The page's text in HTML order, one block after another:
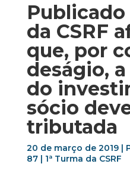
da CSRF
que, por
deságio,
do
sócio
tributada
20 de março de 2019 |
87 | 1ª Turma da CSRF